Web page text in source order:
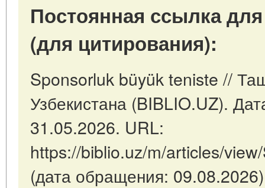
Постоянная ссылка
(для цитирования):
Sponsorluk büyük teniste //
Узбекистана (BIBLIO.UZ).
31.05.2026. URL:
https://biblio.uz/m/articles/
(дата обращения: